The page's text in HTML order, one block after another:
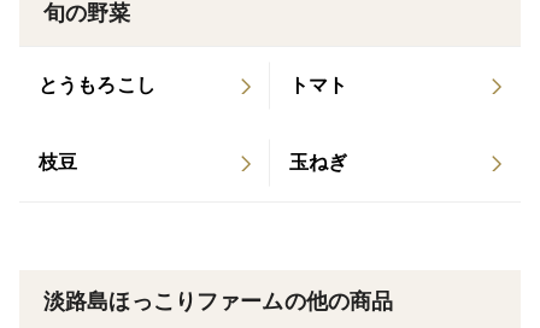
旬の野菜
とうもろこし トマト
枝豆 玉ねぎ
淡路島ほっこりファームの他の商品